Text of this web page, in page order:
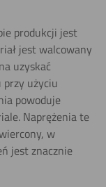
produkcji jest
jest walcowany
uzyskać
przy użyciu
powoduje
Naprężenia te
w
jest znacznie